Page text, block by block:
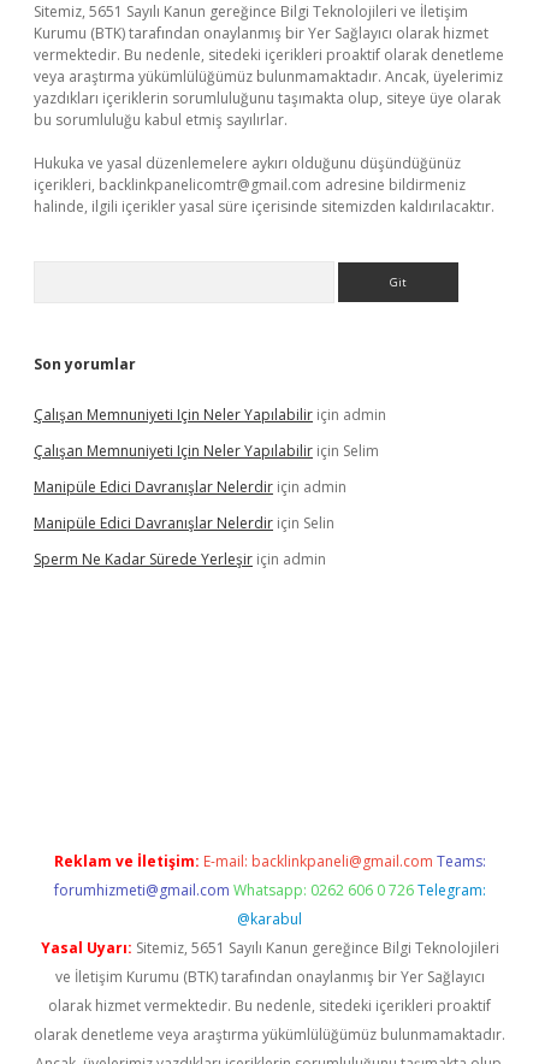
Sitemiz, 5651 Sayılı Kanun gereğince Bilgi Teknolojileri ve İletişim
Kurumu (BTK) tarafından onaylanmış bir Yer Sağlayıcı olarak hizmet
vermektedir. Bu nedenle, sitedeki içerikleri proaktif olarak denetleme
veya araştırma yükümlülüğümüz bulunmamaktadır. Ancak, üyelerimiz
yazdıkları içeriklerin sorumluluğunu taşımakta olup, siteye üye olarak
bu sorumluluğu kabul etmiş sayılırlar.
Hukuka ve yasal düzenlemelere aykırı olduğunu düşündüğünüz
içerikleri, backlinkpanelicomtr@gmail.com adresine bildirmeniz
halinde, ilgili içerikler yasal süre içerisinde sitemizden kaldırılacaktır.
Son yorumlar
Çalışan Memnuniyeti Için Neler Yapılabilir için admin
Çalışan Memnuniyeti Için Neler Yapılabilir için Selim
Manipüle Edici Davranışlar Nelerdir için admin
Manipüle Edici Davranışlar Nelerdir için Selin
Sperm Ne Kadar Sürede Yerleşir için admin
Reklam ve İletişim: E-mail: backlinkpaneli@gmail.com Teams:
forumhizmeti@gmail.com Whatsapp: 0262 606 0 726 Telegram:
@karabul
Yasal Uyarı: Sitemiz, 5651 Sayılı Kanun gereğince Bilgi Teknolojileri
ve İletişim Kurumu (BTK) tarafından onaylanmış bir Yer Sağlayıcı
olarak hizmet vermektedir. Bu nedenle, sitedeki içerikleri proaktif
olarak denetleme veya araştırma yükümlülüğümüz bulunmamaktadır.